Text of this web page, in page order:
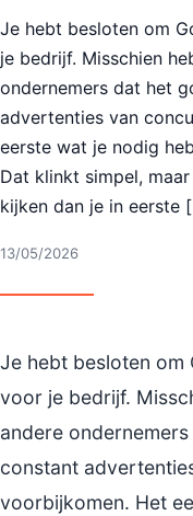
Je hebt besloten om
je bedrijf. Misschien
ondernemers dat het
advertenties van
eerste wat je nodig
Dat klinkt simpel,
kijken dan je in eerste
13/05/2026
Je hebt besloten om
voor je bedrijf.
andere
constant
voorbijkomen. Het